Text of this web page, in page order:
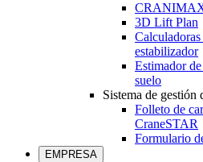
3D Lift Plan
Calculadoras
estabilizador
Estimador
suelo
Sistema de gestión
Folleto de
CraneSTAR
Formulario
EMPRESA